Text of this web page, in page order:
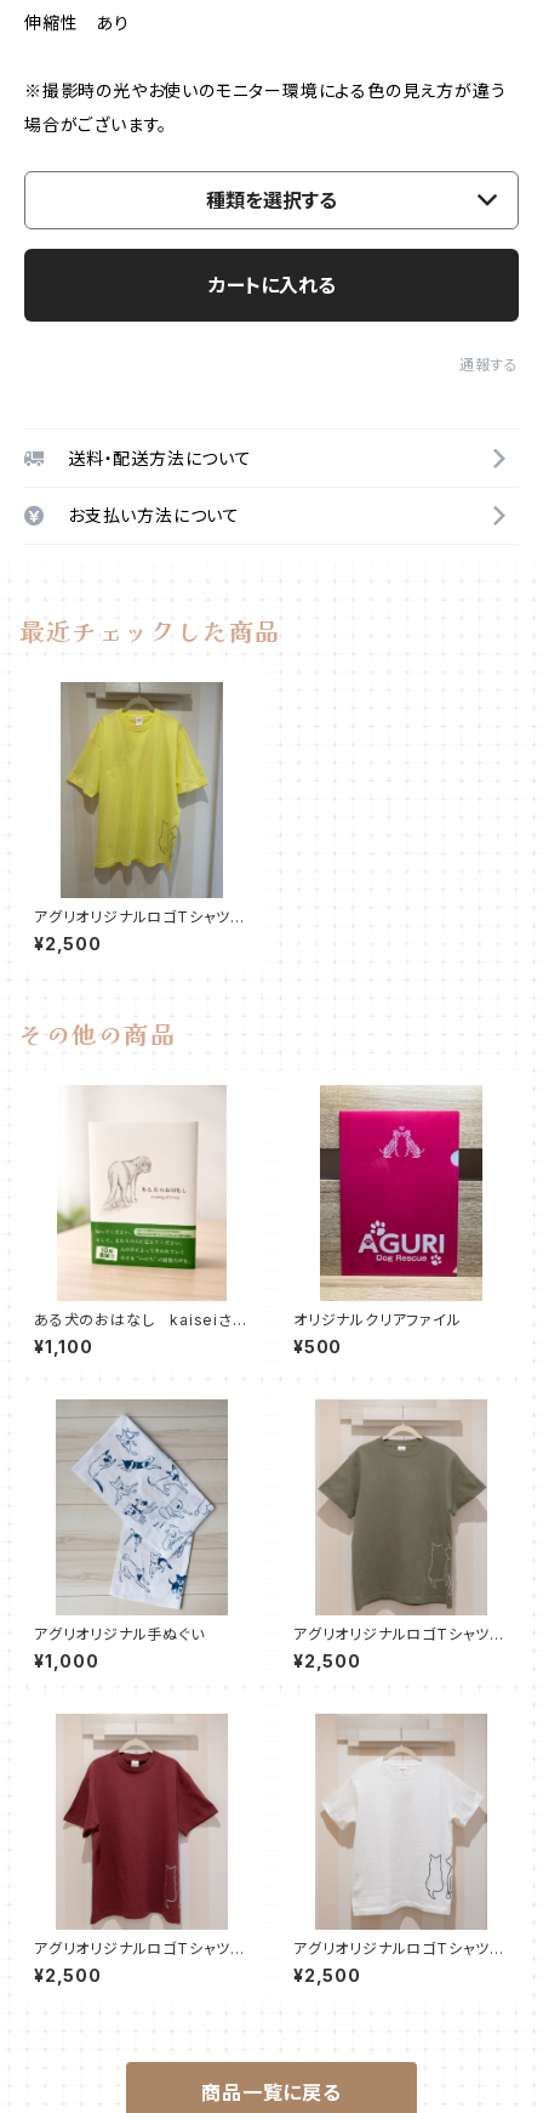
伸縮性 あり
※撮影時の光やお使いのモニター環境による色の見え方が違う
場合がございます。
種類を選択する
カートに入れる
通報する
送料・配送方法について
お支払い方法について
最近チェックした商品
アグリオリジナルロゴTシャツ
【ライトイエロー】
¥2,500
その他の商品
ある犬のおはなし kaiseiさん
サイン入り
¥1,100
オリジナルクリアファイル
¥500
アグリオリジナル手ぬぐい
¥1,000
アグリオリジナルロゴTシャツ
【オリーブ】
¥2,500
アグリオリジナルロゴTシャツ
【バーガンディ】
¥2,500
アグリオリジナルロゴTシャツ
【ホワイト】
¥2,500
商品一覧に戻る